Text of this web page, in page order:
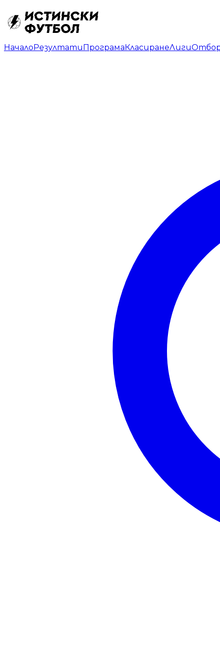
НачалоРезултатиПрограмаКласиранеЛиги